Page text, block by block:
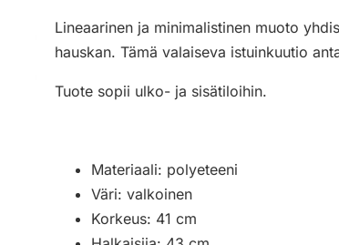
Lineaarinen ja minimalistinen muoto
hauskan. Tämä valaiseva istuinkuutio
Tuote sopii ulko- ja sisätiloihin.
Materiaali: polyeteeni
Väri: valkoinen
Korkeus: 41 cm